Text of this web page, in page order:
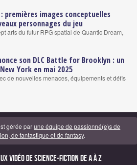
premières images conceptuelles
personnages du jeu
arts du futur RPG spatial de Quantic Dream,
son DLC Battle for Brooklyn : un
York en mai 2025
de nouvelles menaces, équipements et défis
gérée parune équipe de passionné(e)s de
de fantastique et de fantasy.
vidéo de science-fiction de A à Z